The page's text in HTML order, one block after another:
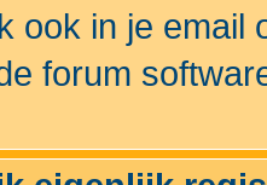
ook in je email
forum